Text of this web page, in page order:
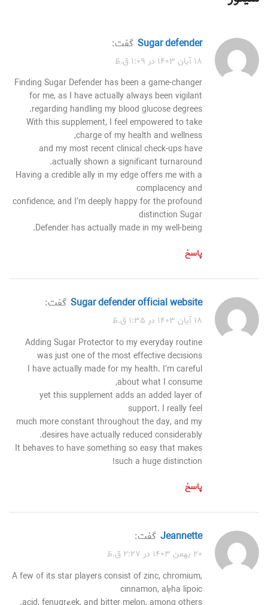
sugar defender گفت:
۱۸ آبان ۱۴۰۳ در ۱:۰۹ ق.ظ
Finding Sugar Defender has been a game-changer
for me, as I have actually always been vigilant
regarding handling my blood glucose degrees.
With this supplement, I feel empowered to take
charge of my health and wellness,
and my most recent clinical check-ups have
actually shown a significant turnaround.
Having a credible ally in my edge offers me with a
complacency and
confidence, and I’m deeply happy for the profound
distinction Sugar
Defender has actually made in my well-being.
پاسخ
sugar defender official website گفت:
۱۸ آبان ۱۴۰۳ در ۱:۳۵ ق.ظ
Adding Sugar Protector to my everyday routine
was just one of the most effective decisions
I have actually made for my health. I’m careful
about what I consume,
yet this supplement adds an added layer of
support. I really feel
much more constant throughout the day, and my
desires have actually reduced considerably.
It behaves to have something so easy that makes
such a huge distinction!
پاسخ
Jeannette گفت:
۲۰ بهمن ۱۴۰۳ در ۲:۲۷ ق.ظ
A few ᧐f its star players consist of zinc, chromium,
cinnamon, alⲣha lipoic